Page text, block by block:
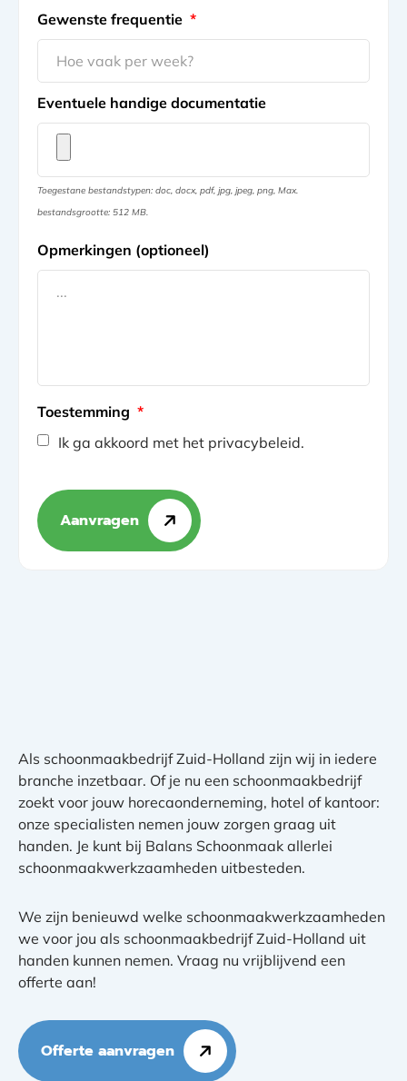
Gewenste frequentie *
Eventuele handige documentatie
Toegestane bestandstypen: doc, docx, pdf, jpg, jpeg, png, Max.
bestandsgrootte: 512 MB.
Opmerkingen (optioneel)
Toestemming *
Ik ga akkoord met het privacybeleid.
Aanvragen
Als schoonmaakbedrijf Zuid-Holland zijn wij in iedere
branche inzetbaar. Of je nu een schoonmaakbedrijf
zoekt voor jouw horecaonderneming, hotel of kantoor:
onze specialisten nemen jouw zorgen graag uit
handen. Je kunt bij Balans Schoonmaak allerlei
schoonmaakwerkzaamheden uitbesteden.
We zijn benieuwd welke schoonmaakwerkzaamheden
we voor jou als schoonmaakbedrijf Zuid-Holland uit
handen kunnen nemen. Vraag nu vrijblijvend een
offerte aan!
Offerte aanvragen